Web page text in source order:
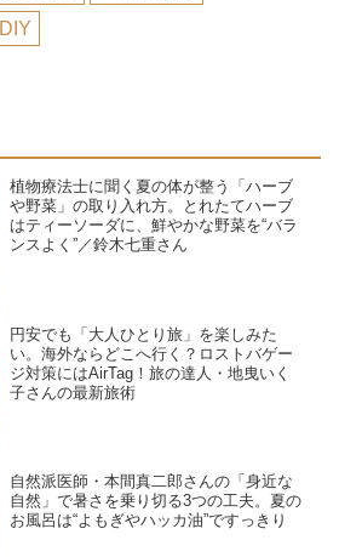
DIY
植物療法士に聞く夏の体が整う「ハーブ
や野菜」の取り入れ方。とれたてハーブ
はティーソーダに、鮮やかな野菜を“バラ
ンスよく”／鈴木七重さん
円安でも「大人ひとり旅」を楽しみた
い。海外ならどこへ行く？ロストバゲー
ジ対策にはAirTag！旅の達人・地曳いく
子さんの最新旅術
自然派医師・本間真二郎さんの「身近な
自然」で暑さを乗り切る3つの工夫。夏の
お風呂は“よもぎやハッカ油”ですっきり